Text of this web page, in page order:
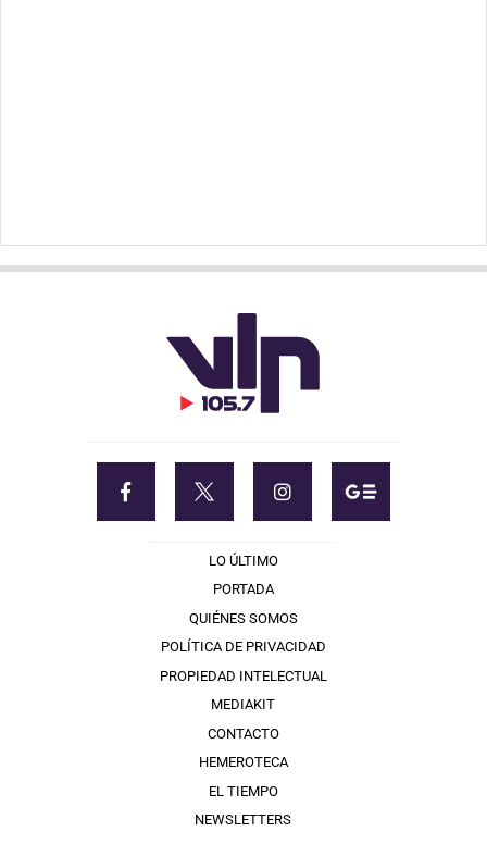
LO ÚLTIMO
PORTADA
QUIÉNES SOMOS
POLÍTICA DE PRIVACIDAD
PROPIEDAD INTELECTUAL
MEDIAKIT
CONTACTO
HEMEROTECA
EL TIEMPO
NEWSLETTERS